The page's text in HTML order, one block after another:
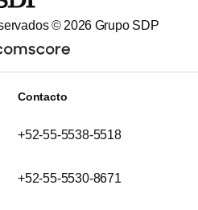
© 2026 Grupo SDP
Contacto
+52-55-5538-5518
+52-55-5530-8671